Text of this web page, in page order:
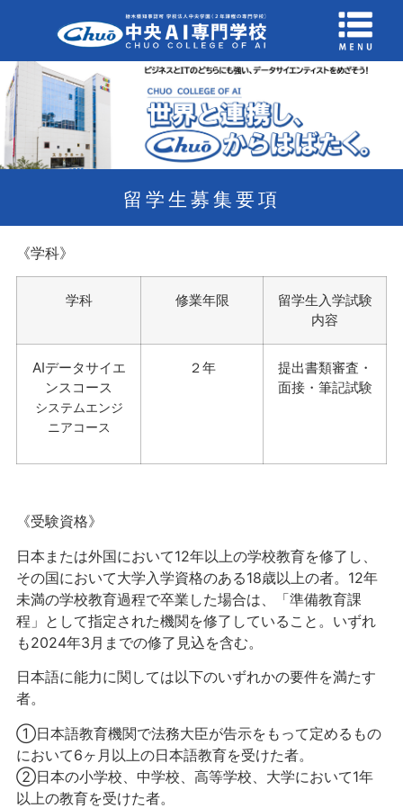
留学生募集要項
《学科》
学科 修業年限
留学生入学試験
内容
AIデータサイエ
ンスコース
システムエンジ
ニアコース
２年
提出書類審査・
面接・筆記試験
《受験資格》
日本または外国において12年以上の学校教育を修了し、
その国において大学入学資格のある18歳以上の者。12年
未満の学校教育過程で卒業した場合は、「準備教育課
程」として指定された機関を修了していること。いずれ
も2024年3月までの修了見込を含む。
日本語に能力に関しては以下のいずれかの要件を満たす
者。
①日本語教育機関で法務大臣が告示をもって定めるもの
において6ヶ月以上の日本語教育を受けた者。
②日本の小学校 、中学校 、高等学校 、大学において1年
以上の教育を受けた者。